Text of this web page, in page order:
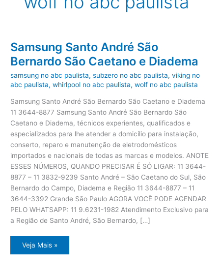
Samsung Santo André São
Bernardo São Caetano e Diadema
samsung no abc paulista,subzero no abc paulista,viking no
abc paulista,whirlpool no abc paulista,wolf no abc paulista
Samsung Santo André São Bernardo São Caetano e Diadema
11 3644-8877 Samsung Santo André São Bernardo São
Caetano e Diadema, técnicos experientes, qualificados e
especializados para lhe atender a domicílio para instalação,
conserto, reparo e manutenção de eletrodomésticos
importados e nacionais de todas as marcas e modelos. ANOTE
ESSES NÚMEROS, QUANDO PRECISAR É SÓ LIGAR: 11 3644-
8877 – 11 3832-9239 Santo André – São Caetano do Sul, São
Bernardo do Campo, Diadema e Região 11 3644-8877 – 11
3644-3392 Grande São Paulo AGORA VOCÊ PODE AGENDAR
PELO WHATSAPP: 11 9.6231-1982 Atendimento Exclusivo para
a Região de Santo André, São Bernardo, […]
Samsung
Santo
Veja Mais »